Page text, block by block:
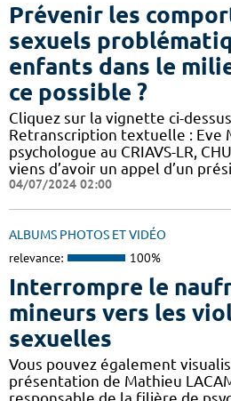
Prévenir les
sexuels
enfants dans le
ce possible ?
Cliquez sur la vignette ci-
Retranscription textuelle : Eve
psychologue au CRIAVS-LR,
viens d’avoir un appel d’un
04/07/2024 02:00
ALBUMS PHOTOS ET VIDÉO
relevance: 100%
Interrompre le
mineurs vers les
sexuelles
Vous pouvez également
présentation de Mathieu